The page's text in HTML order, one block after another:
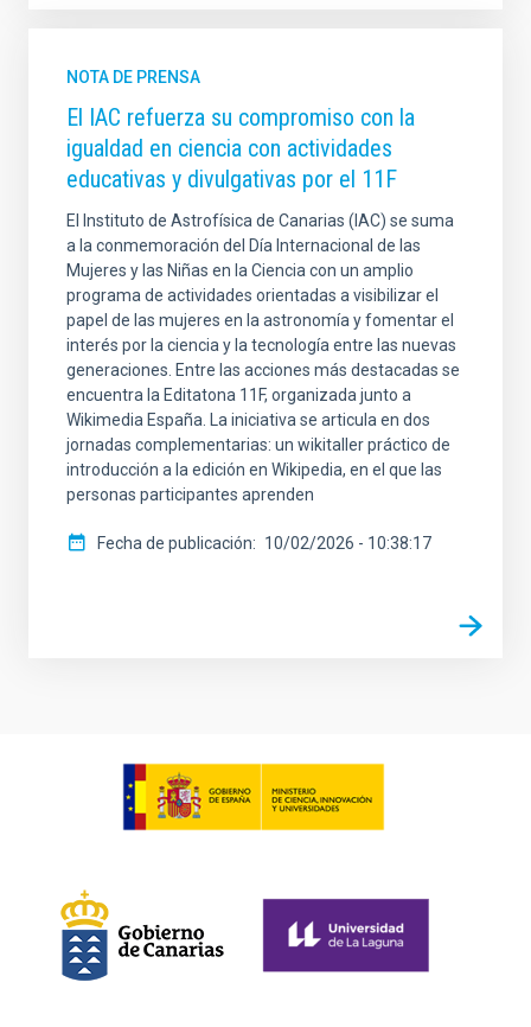
NOTA DE PRENSA
El IAC refuerza su compromiso con la
igualdad en ciencia con actividades
educativas y divulgativas por el 11F
El Instituto de Astrofísica de Canarias (IAC) se suma
a la conmemoración del Día Internacional de las
Mujeres y las Niñas en la Ciencia con un amplio
programa de actividades orientadas a visibilizar el
papel de las mujeres en la astronomía y fomentar el
interés por la ciencia y la tecnología entre las nuevas
generaciones. Entre las acciones más destacadas se
encuentra la Editatona 11F, organizada junto a
Wikimedia España. La iniciativa se articula en dos
jornadas complementarias: un wikitaller práctico de
introducción a la edición en Wikipedia, en el que las
personas participantes aprenden
Fecha de publicación 10/02/2026 - 10:38:17